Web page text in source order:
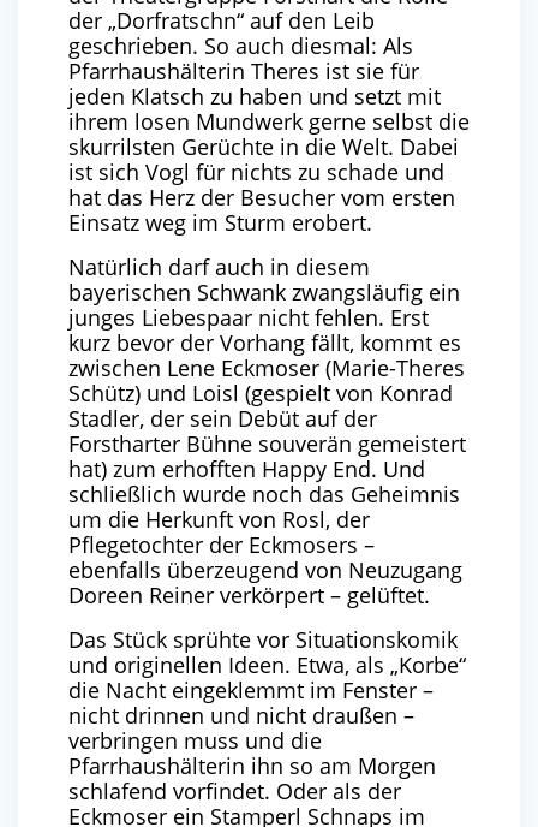
der „Dorfratschn“ auf den Leib
geschrieben. So auch diesmal: Als
Pfarrhaushälterin Theres ist sie für
jeden Klatsch zu haben und setzt mit
ihrem losen Mundwerk gerne selbst die
skurrilsten Gerüchte in die Welt. Dabei
ist sich Vogl für nichts zu schade und
hat das Herz der Besucher vom ersten
Einsatz weg im Sturm erobert.
Natürlich darf auch in diesem
bayerischen Schwank zwangsläufig ein
junges Liebespaar nicht fehlen. Erst
kurz bevor der Vorhang fällt, kommt es
zwischen Lene Eckmoser (Marie-Theres
Schütz) und Loisl (gespielt von Konrad
Stadler, der sein Debüt auf der
Forstharter Bühne souverän gemeistert
hat) zum erhofften Happy End. Und
schließlich wurde noch das Geheimnis
um die Herkunft von Rosl, der
Pflegetochter der Eckmosers –
ebenfalls überzeugend von Neuzugang
Doreen Reiner verkörpert – gelüftet.
Das Stück sprühte vor Situationskomik
und originellen Ideen. Etwa, als „Korbe“
die Nacht eingeklemmt im Fenster –
nicht drinnen und nicht draußen –
verbringen muss und die
Pfarrhaushälterin ihn so am Morgen
schlafend vorfindet. Oder als der
Eckmoser ein Stamperl Schnaps im